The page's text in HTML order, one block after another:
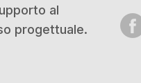
al
progettuale.